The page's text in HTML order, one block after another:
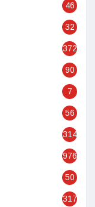
46
32
372
90
7
56
314
976
50
317